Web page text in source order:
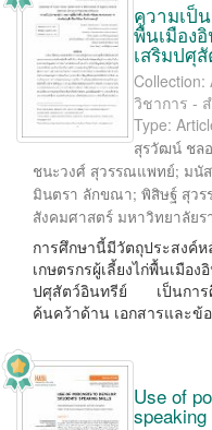
ความเป็
พื้นเมือง
เสริมปศุ
Collection:
วิชาการ -
Type:
สุรวัฒน์ ชล
ชนะวงศ์ สุวรรณแพทย์; มนั
มินตรา ลักขณา; พิสิษฐ์ สุว
สังคมศาสตร์ มหาวิทยาลัยร
การศึกษานี้มีวัตถุประสงค์
เกษตรกรผู้เลี้ยงไก่พื้นเมื
ปศุสัตว์อินทรีย์ เป็นการศึ
ค้นคว้าด้าน เอกสารและข้
Use of